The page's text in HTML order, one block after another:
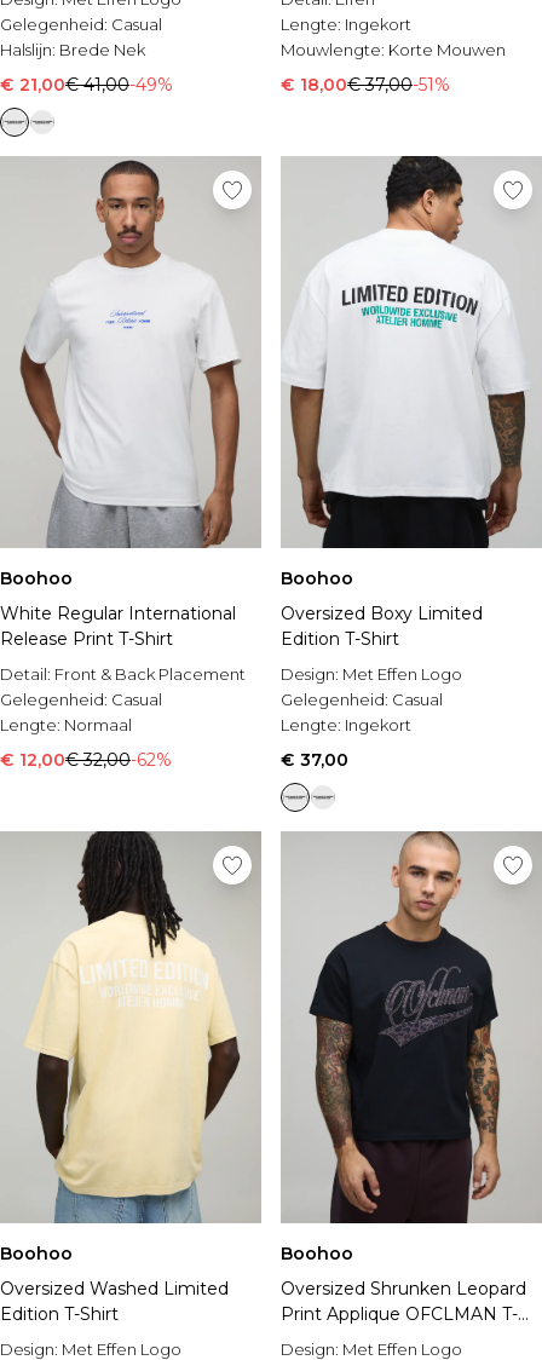
Gelegenheid: Casual
Halslijn: Brede Nek
€ 21,00€ 41,00-49%
Lengte: Ingekort
Mouwlengte: Korte Mouwen
€ 18,00€ 37,00-51%
Boohoo
White Regular International
Release Print T-Shirt
Detail: Front & Back Placement
Gelegenheid: Casual
Lengte: Normaal
€ 12,00€ 32,00-62%
Boohoo
Oversized Boxy Limited
Edition T-Shirt
Design: Met Effen Logo
Gelegenheid: Casual
Lengte: Ingekort
€ 37,00
Boohoo
Oversized Washed Limited
Edition T-Shirt
Design: Met Effen Logo
Boohoo
Oversized Shrunken Leopard
Print Applique OFCLMAN T-
Shirt
Design: Met Effen Logo